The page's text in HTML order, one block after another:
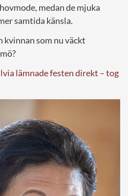
medan de mjuka
samtida känsla.
kvinnan som nu väckt
lämnade festen direkt – tog